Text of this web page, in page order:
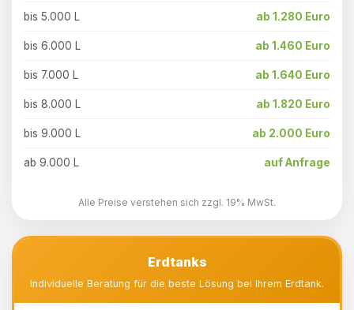
bis 5.000 L ab 1.280 Euro
bis 6.000 L ab 1.460 Euro
bis 7.000 L ab 1.640 Euro
bis 8.000 L ab 1.820 Euro
bis 9.000 L ab 2.000 Euro
ab 9.000 L auf Anfrage
Alle Preise verstehen sich zzgl. 19% MwSt.
Erdtanks
Individuelle Beratung für die beste Lösung bei Ihrem Erdtank.